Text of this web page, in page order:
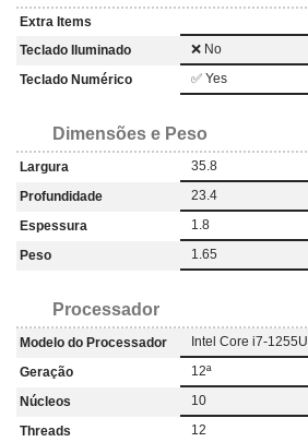
Extra Items
Teclado Iluminado
❌ No
Teclado Numérico
✅ Yes
Dimensões e Peso
Largura
35.8
Profundidade
23.4
Espessura
1.8
Peso
1.65
Processador
Modelo do Processador
Intel Core i7-1255U
Geração
12ª
Núcleos
10
Threads
12